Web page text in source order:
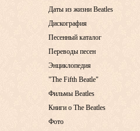
Даты из жизни Beatles
Дискография
Песенный каталог
Переводы песен
Энциклопедия
"The Fifth Beatle"
Фильмы Beatles
Книги о The Beatles
Фото